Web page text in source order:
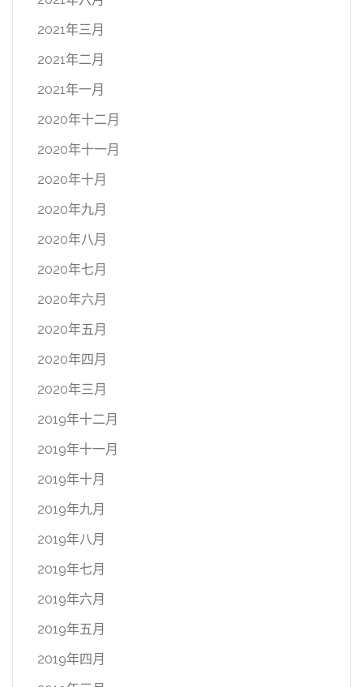
2021年三月
2021年二月
2021年一月
2020年十二月
2020年十一月
2020年十月
2020年九月
2020年八月
2020年七月
2020年六月
2020年五月
2020年四月
2020年三月
2019年十二月
2019年十一月
2019年十月
2019年九月
2019年八月
2019年七月
2019年六月
2019年五月
2019年四月